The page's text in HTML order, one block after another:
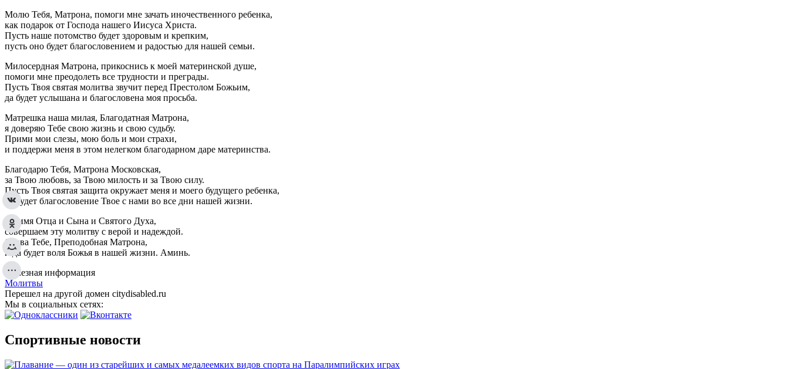
Молю Тебя, Матрона, помоги мне зачать иночественного ребенка,
как подарок от Господа нашего Иисуса Христа.
Пусть наше потомство будет здоровым и крепким,
пусть оно будет благословением и радостью для нашей семьи.
Милосердная Матрона, прикоснись к моей материнской душе,
помоги мне преодолеть все трудности и преграды.
Пусть Твоя святая молитва звучит перед Престолом Божьим,
да будет услышана и благословена моя просьба.
Матрешка наша милая, Благодатная Матрона,
я доверяю Тебе свою жизнь и свою судьбу.
Прими мои слезы, мою боль и мои страхи,
и поддержи меня в этом нелегком благодарном даре материнства.
Благодарю Тебя, Матрона Московская,
за Твою любовь, за Твою милость и за Твою силу.
Пусть Твоя святая защита окружает меня и моего будущего ребенка,
да будет благословение Твое с нами во все дни нашей жизни.
Во имя Отца и Сына и Святого Духа,
совершаем эту молитву с верой и надеждой.
Слава Тебе, Преподобная Матрона,
и да будет воля Божья в нашей жизни. Аминь.
Полезная информация
Молитвы
Перешел на другой домен citydisabled.ru
Мы в социальных сетях:
Спортивные новости